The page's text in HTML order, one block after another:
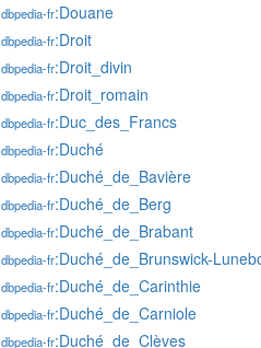
dbpedia-fr:Douane
dbpedia-fr:Droit
dbpedia-fr:Droit_divin
dbpedia-fr:Droit_romain
dbpedia-fr:Duc_des_Francs
dbpedia-fr:Duché
dbpedia-fr:Duché_de_Bavière
dbpedia-fr:Duché_de_Berg
dbpedia-fr:Duché_de_Brabant
dbpedia-fr:Duché_de_Brunswick-
dbpedia-fr:Duché_de_Carinthie
dbpedia-fr:Duché_de_Carniole
dbpedia-fr:Duché_de_Clèves